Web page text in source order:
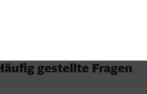
08-04 01:06
gestellte Fragen